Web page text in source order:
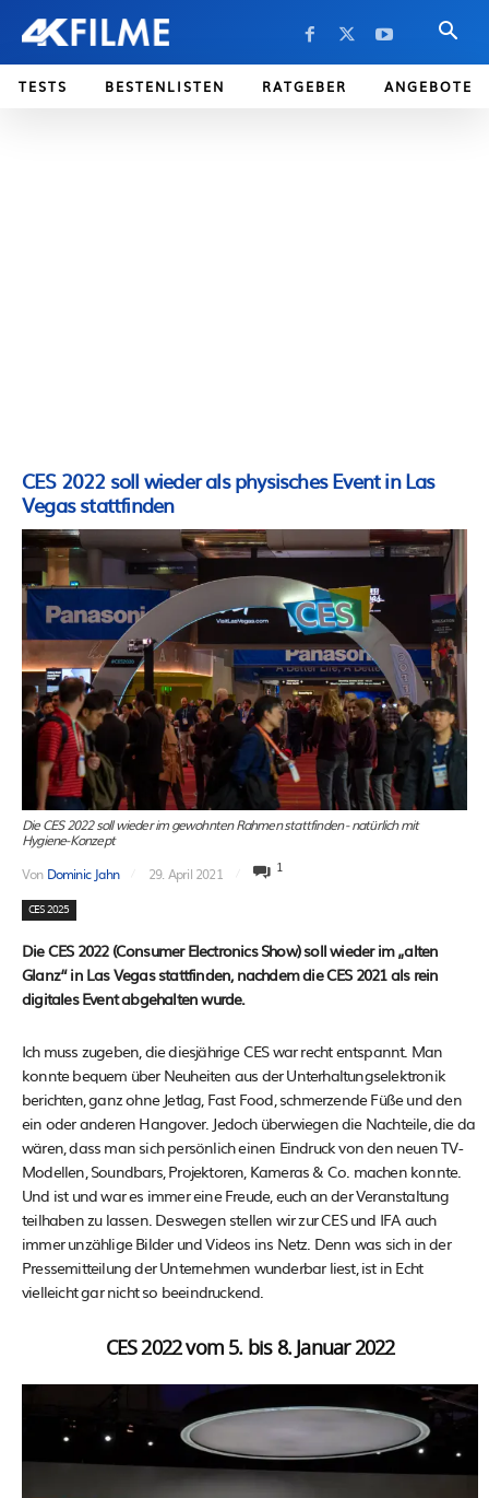
TESTS BESTENLISTEN RATGEBER ANGEBOTE
CES 2022 soll wieder als physisches Event in Las
Vegas stattfinden
Die CES 2022 soll wieder im gewohnten Rahmen stattfinden - natürlich mit
Hygiene-Konzept
Von Dominic Jahn 29. April 2021 1
CES 2025
Die CES 2022 (Consumer Electronics Show) soll wieder im „alten
Glanz“ in Las Vegas stattfinden, nachdem die CES 2021 als rein
digitales Event abgehalten wurde.
Ich muss zugeben, die diesjährige CES war recht entspannt. Man
konnte bequem über Neuheiten aus der Unterhaltungselektronik
berichten, ganz ohne Jetlag, Fast Food, schmerzende Füße und den
ein oder anderen Hangover. Jedoch überwiegen die Nachteile, die da
wären, dass man sich persönlich einen Eindruck von den neuen TV-
Modellen, Soundbars, Projektoren, Kameras & Co. machen konnte.
Und ist und war es immer eine Freude, euch an der Veranstaltung
teilhaben zu lassen. Deswegen stellen wir zur CES und IFA auch
immer unzählige Bilder und Videos ins Netz. Denn was sich in der
Pressemitteilung der Unternehmen wunderbar liest, ist in Echt
vielleicht gar nicht so beeindruckend.
CES 2022 vom 5. bis 8. Januar 2022